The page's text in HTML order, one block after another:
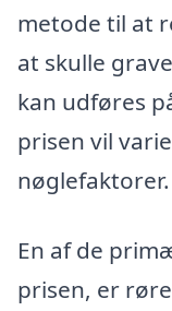
metode til at
at skulle
kan udføres
prisen vil
nøglefaktorer.
En af de
prisen, er